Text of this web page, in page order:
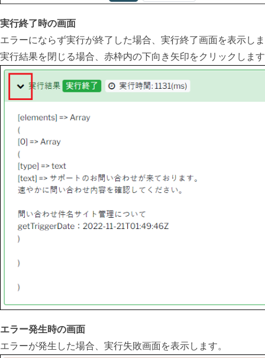
実行終了時の画面
エラーにならず実行が終了した場合、実行終了画面を表示し
実行結果を閉じる場合、赤枠内の下向き矢印をクリックしま
エラー発生時の画面
エラーが発生した場合、実行失敗画面を表示します。